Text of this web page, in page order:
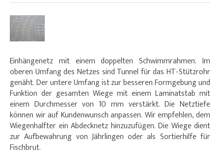
Einhängenetz mit einem doppelten Schwimmrahmen. Im
oberen Umfang des Netzes sind Tunnel für das HT-Stützrohr
genäht. Der untere Umfang ist zur besseren Formgebung und
Funktion der gesamten Wiege mit einem Laminatstab mit
einem Durchmesser von 10 mm verstärkt. Die Netztiefe
können wir auf Kundenwunsch anpassen. Wir empfehlen, dem
Wiegenhalfter ein Abdecknetz hinzuzufügen. Die Wiege dient
zur Aufbewahrung von Jährlingen oder als Sortierhilfe für
Fischbrut.